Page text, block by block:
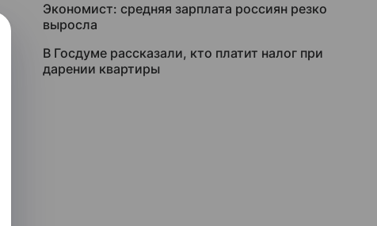
Экономист: средняя зарплата россиян резко
выросла
В Госдуме рассказали, кто платит налог при
дарении квартиры